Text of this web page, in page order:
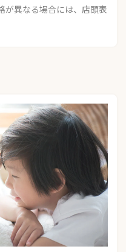
が異なる場合には、店頭表